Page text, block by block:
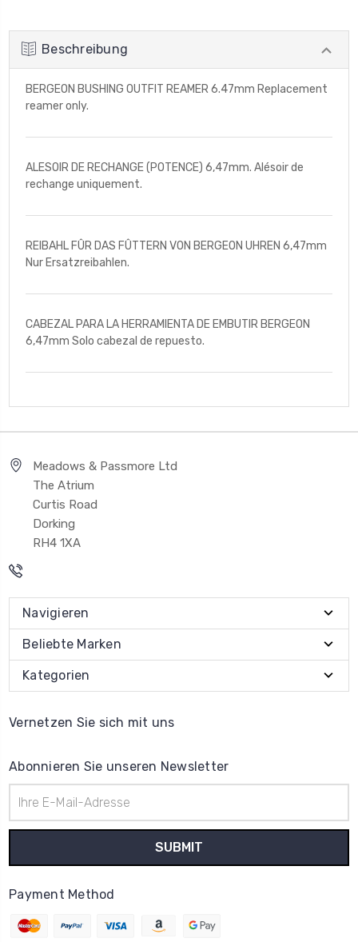
Beschreibung
BERGEON BUSHING OUTFIT REAMER 6.47mm Replacement
reamer only.
ALESOIR DE RECHANGE (POTENCE) 6,47mm. Alésoir de
rechange uniquement.
REIBAHL FÛR DAS FÛTTERN VON BERGEON UHREN 6,47mm
Nur Ersatzreibahlen.
CABEZAL PARA LA HERRAMIENTA DE EMBUTIR BERGEON
6,47mm Solo cabezal de repuesto.
Meadows & Passmore Ltd
The Atrium
Curtis Road
Dorking
RH4 1XA
Navigieren
Beliebte Marken
Kategorien
Vernetzen Sie sich mit uns
Abonnieren Sie unseren Newsletter
Mail-
Adresse
Payment Method